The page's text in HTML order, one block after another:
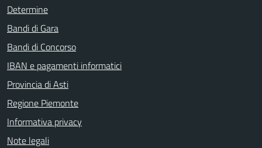
Determine
Bandi di Gara
Bandi di Concorso
IBAN e pagamenti informatici
Provincia di Asti
Regione Piemonte
Informativa privacy
Note legali